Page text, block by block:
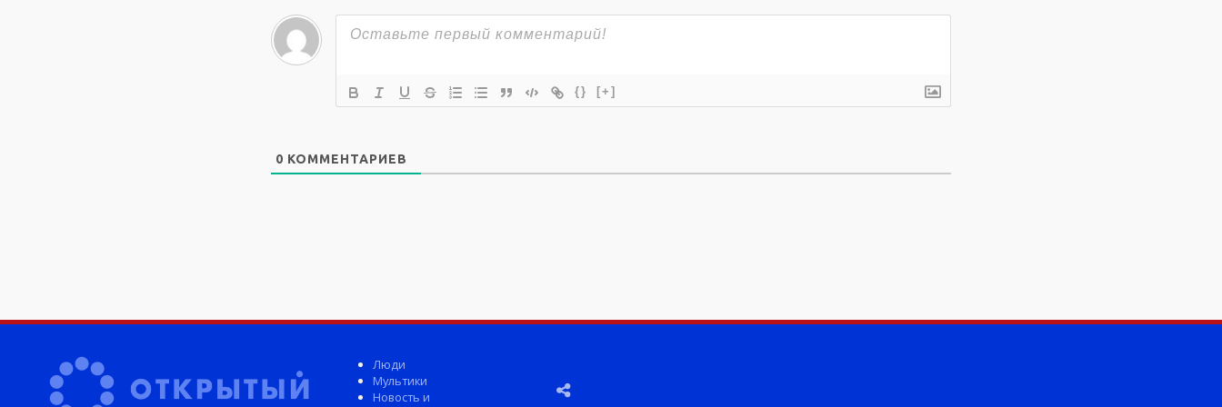
{} [+]
0 КОММЕНТАРИЕВ
Люди
Мультики
Новость и